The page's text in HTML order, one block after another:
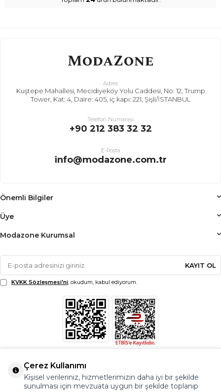
Adres
Kuştepe Mahallesi, Mecidiyeköy Yolu Caddesi, No: 12, Trump
Tower, Kat: 4, Daire: 405, iç kapı: 221, Şişli/İSTANBUL
Telefon Numarası
+90 212 383 32 32
E-Posta
info@modazone.com.tr
Önemli Bilgiler
Üye
Modazone Kurumsal
KAYIT OL
KVKK Sözleşmesi'ni, okudum, kabul ediyorum.
Çerez Kullanımı
Kişisel verileriniz, hizmetlerimizin daha iyi bir şekilde
sunulması için mevzuata uygun bir şekilde toplanıp